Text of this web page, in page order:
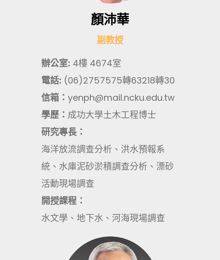
顏沛華
副教授
辦公室: 4樓 4674室
電話: (06)2757575轉63218轉30
信箱： yenph@mail.ncku.edu.tw
學歷： 成功大學土木工程博士
研究專長：
海洋放流調查分析、洪水預報系
統、水庫泥砂淤積調查分析、漂砂
活動現場調查
開授課程：
水文學、地下水、河海現場調查